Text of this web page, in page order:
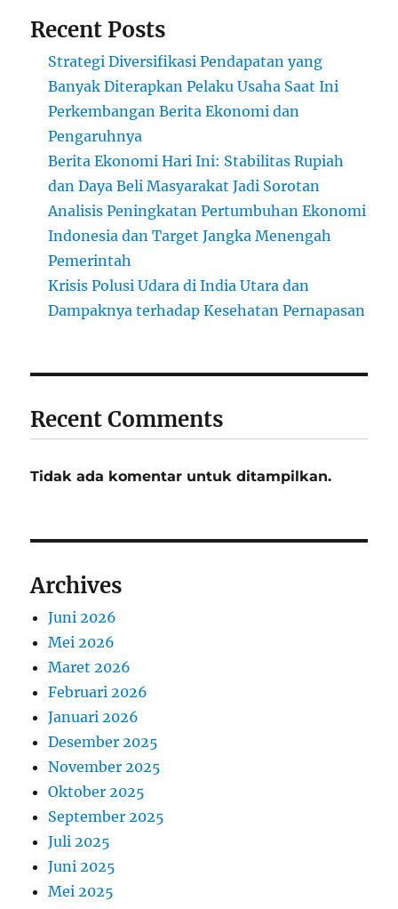
Recent Posts
Strategi Diversifikasi Pendapatan yang
Banyak Diterapkan Pelaku Usaha Saat Ini
Perkembangan Berita Ekonomi dan
Pengaruhnya
Berita Ekonomi Hari Ini: Stabilitas Rupiah
dan Daya Beli Masyarakat Jadi Sorotan
Analisis Peningkatan Pertumbuhan Ekonomi
Indonesia dan Target Jangka Menengah
Pemerintah
Krisis Polusi Udara di India Utara dan
Dampaknya terhadap Kesehatan Pernapasan
Recent Comments
Tidak ada komentar untuk ditampilkan.
Archives
Juni 2026
Mei 2026
Maret 2026
Februari 2026
Januari 2026
Desember 2025
November 2025
Oktober 2025
September 2025
Juli 2025
Juni 2025
Mei 2025